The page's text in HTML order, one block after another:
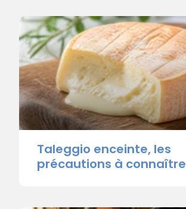
Taleggio enceinte, les
précautions à connaître